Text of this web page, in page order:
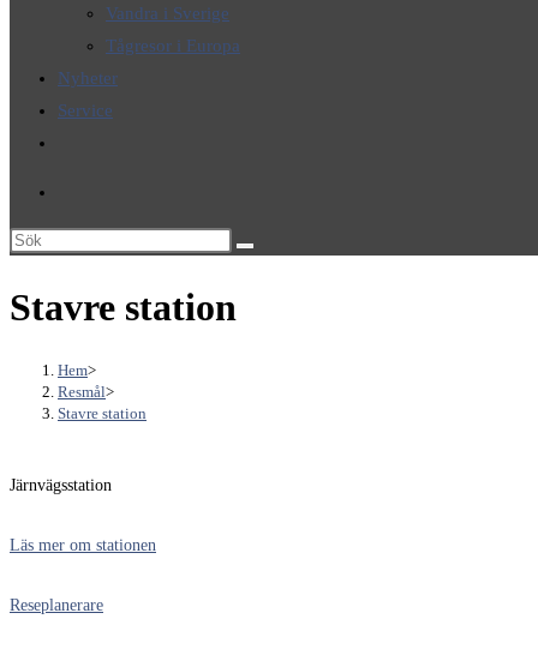
Vandra i Sverige
Tågresor i Europa
Nyheter
Service
Sök
denna
Stavre station
Hem>
Resmål>
Stavre station
Järnvägsstation
Läs mer om stationen
Reseplanerare